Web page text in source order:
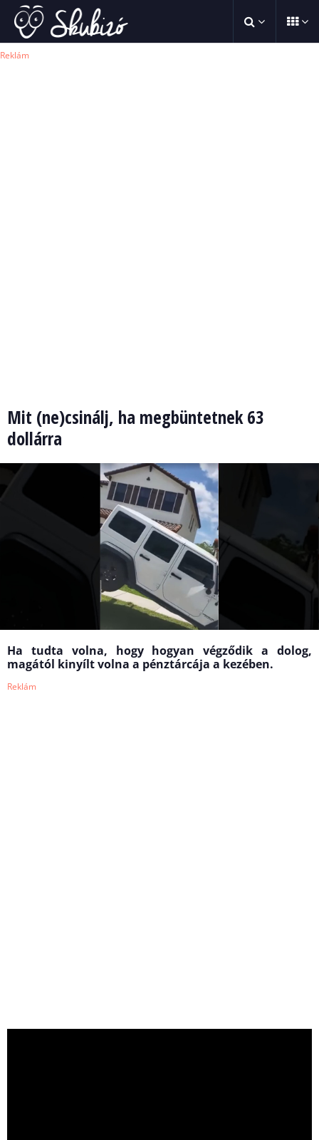
Reklám
Mit (ne)csinálj, ha megbüntetnek 63
dollárra
Ha tudta volna, hogy hogyan végződik a dolog,
magától kinyílt volna a pénztárcája a kezében.
Reklám